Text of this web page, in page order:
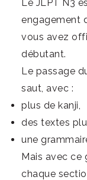
Le JLPT N3
engagement
vous avez
débutant.
Le passage
saut, avec :
plus de kanji,
des textes
une
Mais avec ce
chaque